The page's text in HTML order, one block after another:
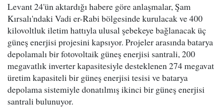
Levant 24'ün aktardığı habere göre anlaşmalar, Şam
Kırsalı'ndaki Vadi er-Rabi bölgesinde kurulacak ve 400
kilovoltluk iletim hattıyla ulusal şebekeye bağlanacak üç
güneş enerjisi projesini kapsıyor. Projeler arasında batarya
depolamalı bir fotovoltaik güneş enerjisi santrali, 200
megavatlık inverter kapasitesiyle desteklenen 274 megavat
üretim kapasiteli bir güneş enerjisi tesisi ve batarya
depolama sistemiyle donatılmış ikinci bir güneş enerjisi
santrali bulunuyor.